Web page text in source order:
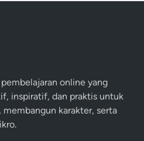
online yang
inspiratif, dan praktis untuk
karakter, serta